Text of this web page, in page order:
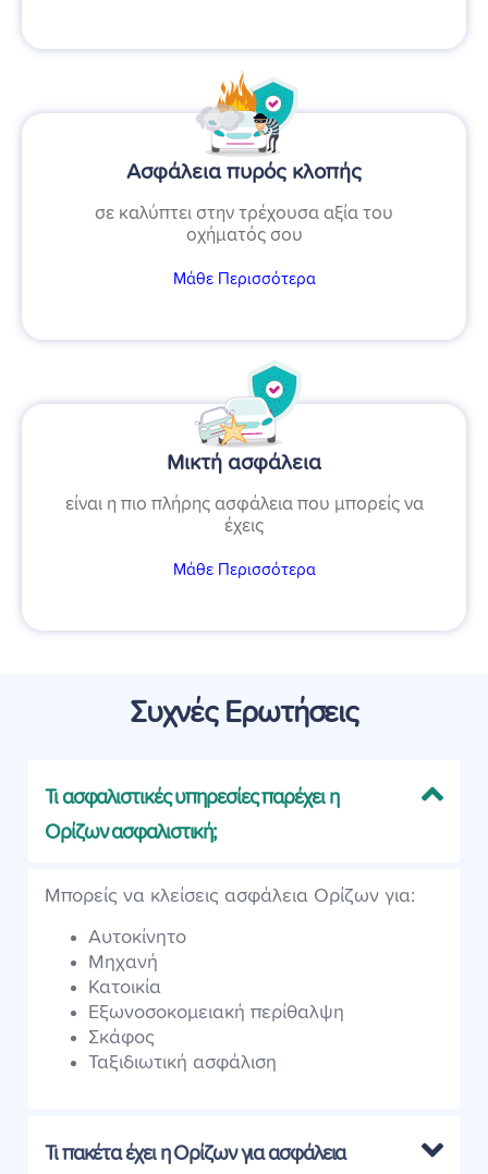
Ασφάλεια πυρός κλοπής
σε καλύπτει στην τρέχουσα αξία του
οχήματός σου
Μάθε Περισσότερα
Μικτή ασφάλεια
είναι η πιο πλήρης ασφάλεια που μπορείς να
έχεις
Μάθε Περισσότερα
Συχνές Ερωτήσεις
Τι ασφαλιστικές υπηρεσίες παρέχει η
Ορίζων ασφαλιστική;
Μπορείς να κλείσεις ασφάλεια Ορίζων για:
Αυτοκίνητο
Μηχανή
Κατοικία
Εξωνοσοκομειακή περίθαλψη
Σκάφος
Ταξιδιωτική ασφάλιση
Τι πακέτα έχει η Ορίζων για ασφάλεια